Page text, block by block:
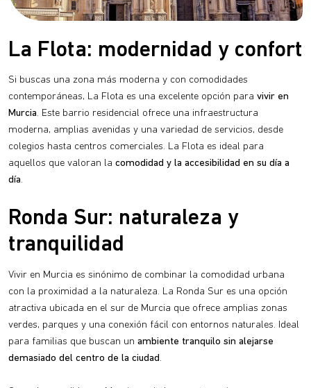
La Flota: modernidad y confort
Si buscas una zona más moderna y con comodidades
contemporáneas, La Flota es una excelente opción para vivir en
Murcia. Este barrio residencial ofrece una infraestructura
moderna, amplias avenidas y una variedad de servicios, desde
colegios hasta centros comerciales. La Flota es ideal para
aquellos que valoran la comodidad y la accesibilidad en su día a
día.
Ronda Sur: naturaleza y
tranquilidad
Vivir en Murcia es sinónimo de combinar la comodidad urbana
con la proximidad a la naturaleza. La Ronda Sur es una opción
atractiva ubicada en el sur de Murcia que ofrece amplias zonas
verdes, parques y una conexión fácil con entornos naturales. Ideal
para familias que buscan un ambiente tranquilo sin alejarse
demasiado del centro de la ciudad.